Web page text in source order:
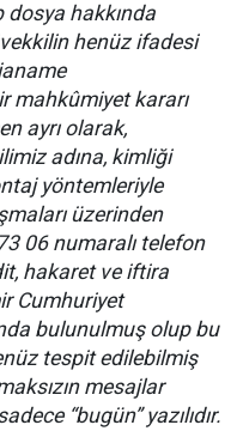
hakkında
henüz ifadesi
mahkûmiyet kararı
ayrı olarak,
adına, kimliği
yöntemleriyle
üzerinden
06 numaralı telefon
hakaret ve iftira
Cumhuriyet
bulunulmuş olup bu
tespit edilebilmiş
mesajlar
“bugün” yazılıdır.